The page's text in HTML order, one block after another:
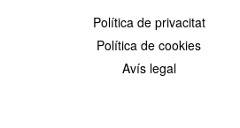
Política de privacitat
Política de cookies
Avís legal